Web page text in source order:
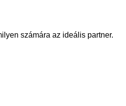
számára az ideális partner.